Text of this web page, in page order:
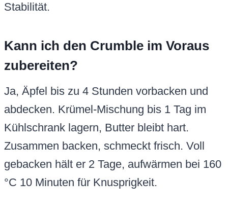
Stabilität.
Kann ich den Crumble im Voraus
zubereiten?
Ja, Äpfel bis zu 4 Stunden vorbacken und
abdecken. Krümel-Mischung bis 1 Tag im
Kühlschrank lagern, Butter bleibt hart.
Zusammen backen, schmeckt frisch. Voll
gebacken hält er 2 Tage, aufwärmen bei 160
°C 10 Minuten für Knusprigkeit.